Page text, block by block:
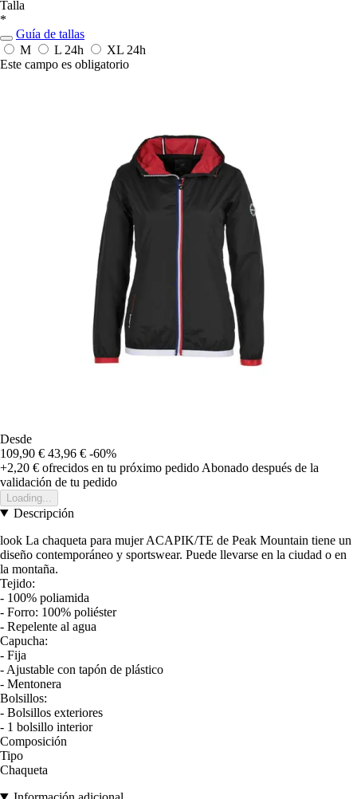
Talla
*
Guía de tallas
M
L 24h XL 24h
Este campo es obligatorio
Desde
109,90 € 43,96 € -60%
+2,20 € ofrecidos en tu próximo pedido Abonado después de la
validación de tu pedido
Loading...
Descripción
look La chaqueta para mujer ACAPIK/TE de Peak Mountain tiene un
diseño contemporáneo y sportswear. Puede llevarse en la ciudad o en
la montaña.
Tejido:
- 100% poliamida
- Forro: 100% poliéster
- Repelente al agua
Capucha:
- Fija
- Ajustable con tapón de plástico
- Mentonera
Bolsillos:
- Bolsillos exteriores
- 1 bolsillo interior
Composición
Tipo
Chaqueta